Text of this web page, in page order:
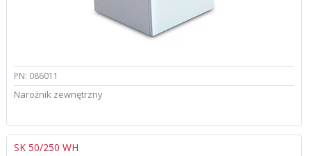
PN: 086011
Narożnik zewnętrzny
SK 50/250 WH